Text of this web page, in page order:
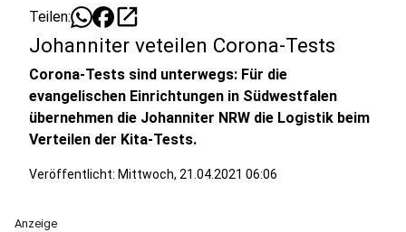
Teilen: open_in_new
Johanniter veteilen Corona-Tests
Corona-Tests sind unterwegs: Für die
evangelischen Einrichtungen in Südwestfalen
übernehmen die Johanniter NRW die Logistik beim
Verteilen der Kita-Tests.
Veröffentlicht: Mittwoch, 21.04.2021 06:06
Anzeige